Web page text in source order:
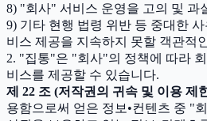
8) "회사" 서비스 운영을 고의 및 과
9) 기타 현행 법령 위반 등 중대한
비스 제공을 지속하지 못할 객관적
2. "집통"은 "회사"의 정책에 따라
비스를 제공할 수 있습니다.
제 22 조 (저작권의 귀속 및 이용 제
용함으로써 얻은 정보•컨텐츠 중 "